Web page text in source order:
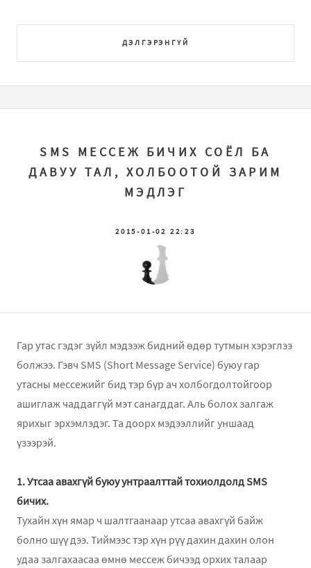
ДЭЛГЭРЭНГҮЙ
SMS МЕССЕЖ БИЧИХ СОЁЛ БА
ДАВУУ ТАЛ, ХОЛБООТОЙ ЗАРИМ
МЭДЛЭГ
2015-01-02 22:23
Гар утас гэдэг зүйл мэдээж бидний өдөр тутмын хэрэглээ
болжээ. Гэвч SMS (Short Message Service) буюу гар
утасны мессежийг бид тэр бүр ач холбогдолтойгоор
ашиглаж чаддаггүй мэт санагддаг. Аль болох залгаж
ярихыг эрхэмлэдэг. Та доорх мэдээллийг уншаад
үзээрэй.
1. Утсаа авахгүй буюу унтраалттай тохиолдолд SMS
бичих.
Тухайн хүн ямар ч шалтгаанаар утсаа авахгүй байж
болно шүү дээ. Тиймээс тэр хүн рүү дахин дахин олон
удаа залгахаасаа өмнө мессеж бичээд орхих талаар